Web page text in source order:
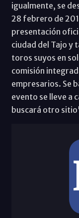
igualmente, se
28 febrero de
presentación
ciudad del Tajo y
toros suyos en
comisión
empresarios. Se
evento se lleve a
buscará otro